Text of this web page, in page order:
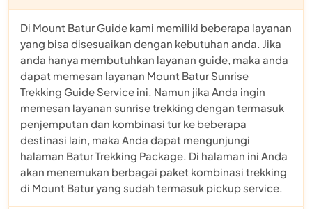
Di Mount Batur Guide kami memiliki beberapa layanan
yang bisa disesuaikan dengan kebutuhan anda. Jika
anda hanya membutuhkan layanan guide, maka anda
dapat memesan layanan Mount Batur Sunrise
Trekking Guide Service ini. Namun jika Anda ingin
memesan layanan sunrise trekking dengan termasuk
penjemputan dan kombinasi tur ke beberapa
destinasi lain, maka Anda dapat mengunjungi
halaman Batur Trekking Package. Di halaman ini Anda
akan menemukan berbagai paket kombinasi trekking
di Mount Batur yang sudah termasuk pickup service.